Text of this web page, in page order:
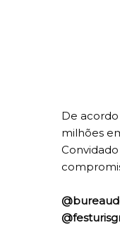
De
milhões